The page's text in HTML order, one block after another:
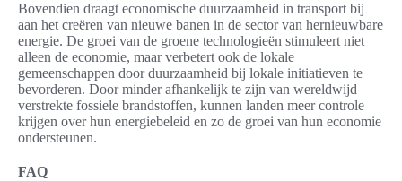
Bovendien draagt economische duurzaamheid in transport bij
aan het creëren van nieuwe banen in de sector van hernieuwbare
energie. De groei van de groene technologieën stimuleert niet
alleen de economie, maar verbetert ook de lokale
gemeenschappen door duurzaamheid bij lokale initiatieven te
bevorderen. Door minder afhankelijk te zijn van wereldwijd
verstrekte fossiele brandstoffen, kunnen landen meer controle
krijgen over hun energiebeleid en zo de groei van hun economie
ondersteunen.
FAQ